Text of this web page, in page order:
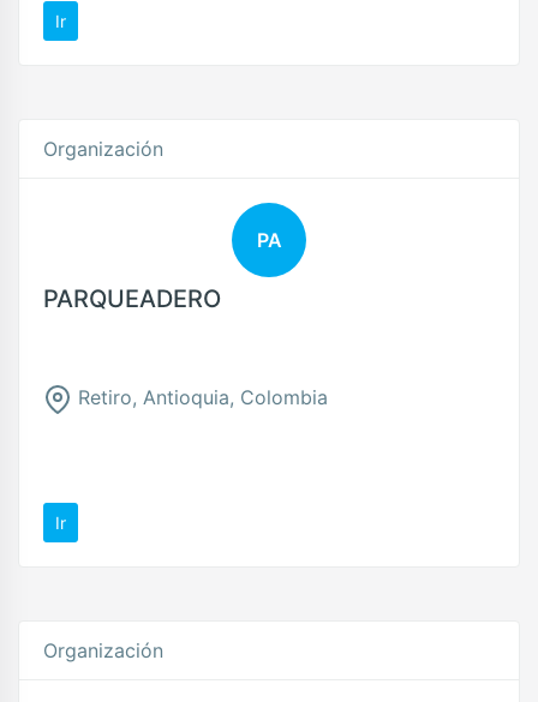
Ir
Organización
PA
PARQUEADERO
Retiro, Antioquia, Colombia
Ir
Organización